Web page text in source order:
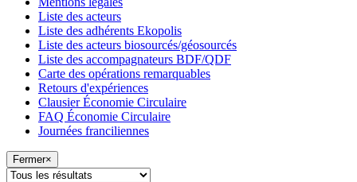
Liste des acteurs
Liste des adhérents Ekopolis
Liste des acteurs biosourcés/géosourcés
Liste des accompagnateurs BDF/QDF
Carte des opérations remarquables
Retours d'expériences
Clausier Économie Circulaire
FAQ Économie Circulaire
Journées franciliennes
Fermer×